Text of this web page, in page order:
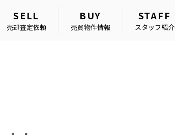
SELL
売却査定依頼
BUY
売買物件情報
STAFF
スタッフ紹介